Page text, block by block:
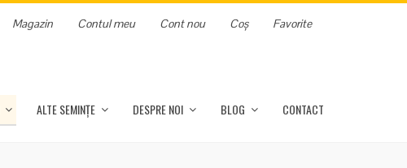
Favorite
Coș
Cont nou
Contul meu
Magazin
ALTE SEMINȚE DESPRE NOI BLOG CONTACT